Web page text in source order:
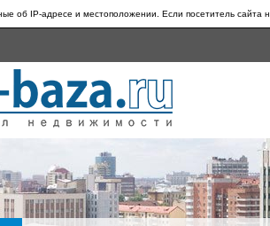
об IP-адресе и местоположении. Если посетитель сайта